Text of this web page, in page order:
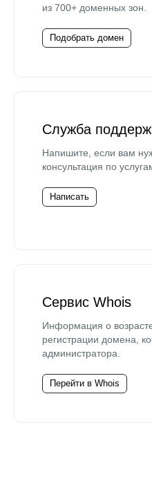
из 700+ доменных зон.
Подобрать домен
Служба
Напишите, если вам
консультация по
Написать
Сервис Whois
Информация о
регистрации домена,
администратора.
Перейти в Whois